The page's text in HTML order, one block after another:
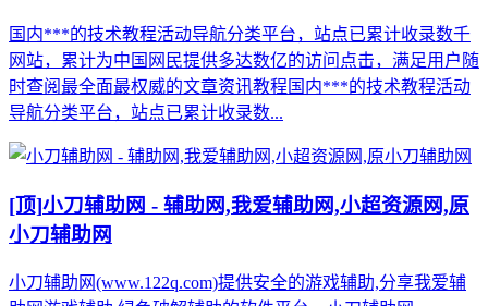
国内***的技术教程活动导航分类平台，站点已累计收录数千
网站，累计为中国网民提供多达数亿的访问点击，满足用户随
时查阅最全面最权威的文章资讯教程国内***的技术教程活动
导航分类平台，站点已累计收录数...
[顶]小刀辅助网 - 辅助网,我爱辅助网,小超资源网,原
小刀辅助网
小刀辅助网(www.122q.com)提供安全的游戏辅助,分享我爱辅